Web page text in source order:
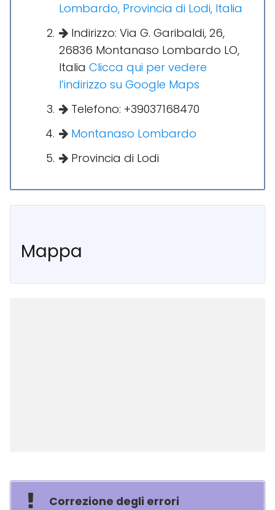
Lombardo, Provincia di Lodi, Italia
Indirizzo: Via G. Garibaldi, 26,
26836 Montanaso Lombardo LO,
Italia Clicca qui per vedere
l’indirizzo su Google Maps
Telefono: +39037168470
Montanaso Lombardo
Provincia di Lodi
Mappa
Correzione degli errori